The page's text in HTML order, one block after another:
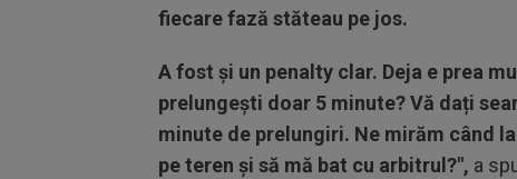
fiecare fază stăteau pe jos.
A fost și un penalty clar. Deja e prea
prelungești doar 5 minute? Vă dați
minute de prelungiri. Ne mirăm când
pe teren și să mă bat cu arbitrul?", a